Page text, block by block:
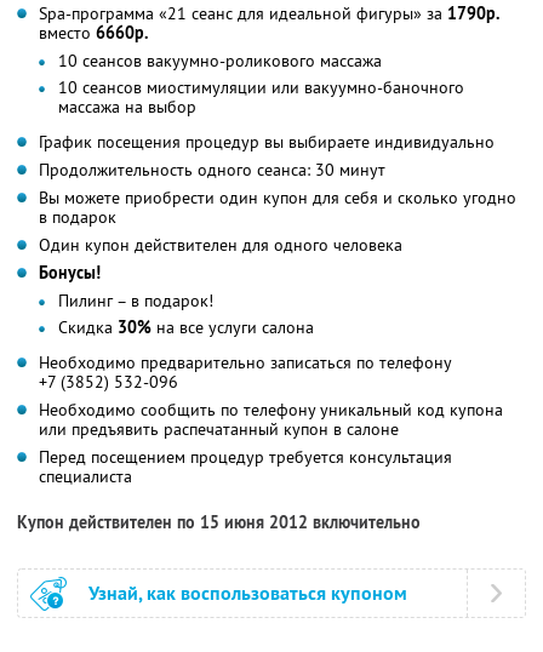
Spa-программа «21 сеанс для идеальной фигуры» за 1790р.
вместо 6660р.
10 сеансов вакуумно-роликового массажа
10 сеансов миостимуляции или вакуумно-баночного
массажа на выбор
График посещения процедур вы выбираете индивидуально
Продолжительность одного сеанса: 30 минут
Вы можете приобрести один купон для себя и сколько угодно
в подарок
Один купон действителен для одного человека
Бонусы!
Пилинг – в подарок!
Скидка 30% на все услуги салона
Необходимо предварительно записаться по телефону
+7 (3852) 532-096
Необходимо сообщить по телефону уникальный код купона
или предъявить распечатанный купон в салоне
Перед посещением процедур требуется консультация
специалиста
Купон действителен по 15 июня 2012 включительно
Узнай, как воспользоваться купоном